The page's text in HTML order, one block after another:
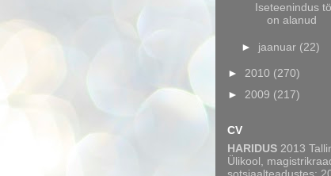
Iseteenindus
on alanud
► jaanuar (22)
► 2010 (270)
► 2009 (217)
CV
HARIDUS 2013
Ülikool,
sotsiaalteadustes;